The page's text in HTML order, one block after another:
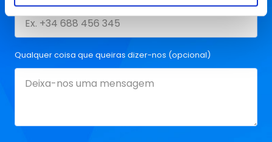
Qualquer coisa que queiras dizer-nos (opcional)